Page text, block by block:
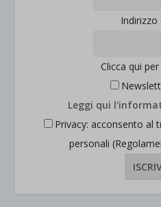
Indirizzo
Clicca qui
Leggi qui
Privacy: acconsento al
personali